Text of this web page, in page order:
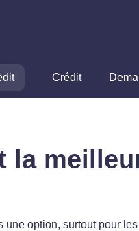
Crédit
la
option, surtout pour